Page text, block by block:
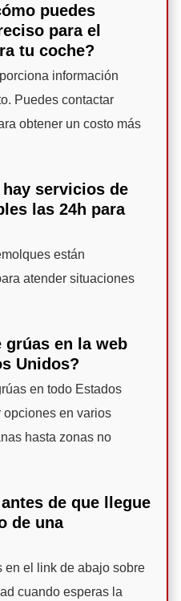
puedes
para el
tu coche?
información
Puedes contactar
obtener un costo más
servicios de
las 24h para
están
atender situaciones
en la web
Unidos?
en todo Estados
opciones en varios
hasta zonas no
de que llegue
de una
en el link de abajo sobre
cuando esperas la